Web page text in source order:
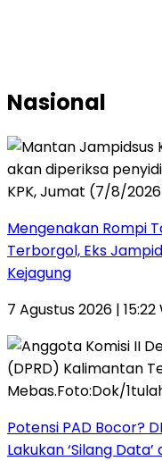
Nasional
Mengenakan Rompi
Terborgol, Eks
Kejagung
7 Agustus 2026 | 15:22
Potensi PAD Bocor?
Lakukan ‘Silang